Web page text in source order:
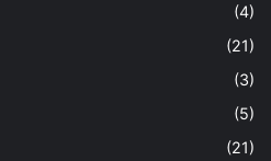
(4)
(21)
(3)
(5)
(21)